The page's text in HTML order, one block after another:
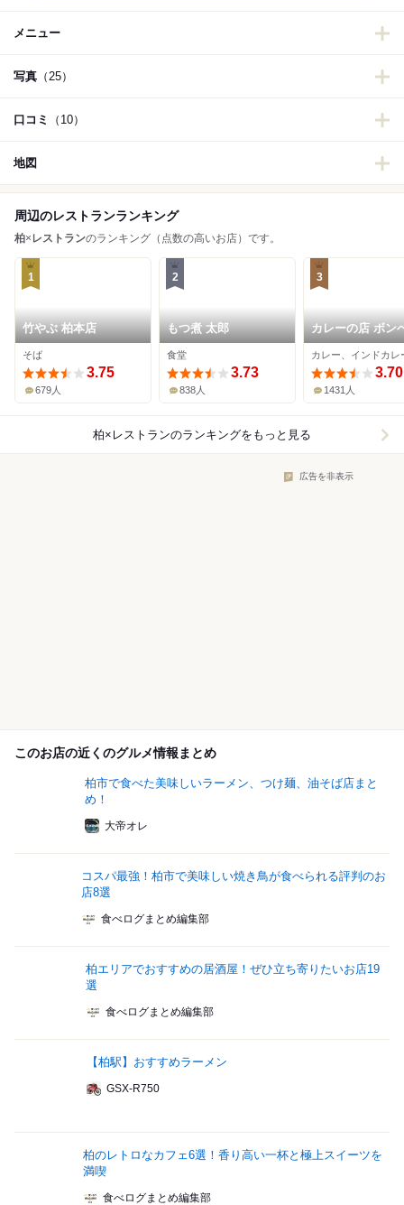
メニュー
写真 （25）
口コミ （10）
地図
周辺のレストランランキング
柏× レストランのランキング（点数の高いお店）です。
1
竹やぶ 柏本店
そば
3.75
679人
2
もつ煮 太郎
食堂
3.73
838人
3
カレーの店 ボン
本店
カレー、インドカレ
3.70
1431人
柏×レストランのランキングをもっと見る
広告を非表示
このお店の近くのグルメ情報まとめ
柏市で食べた美味しいラーメン、つけ麺、油そば店まと
め！
大帝オレ
コスパ最強！柏市で美味しい焼き鳥が食べられる評判のお
店8選
食べログまとめ編集部
柏エリアでおすすめの居酒屋！ぜひ立ち寄りたいお店19
選
食べログまとめ編集部
【柏駅】おすすめラーメン
GSX-R750
柏のレトロなカフェ6選！香り高い一杯と極上スイーツを
満喫
食べログまとめ編集部